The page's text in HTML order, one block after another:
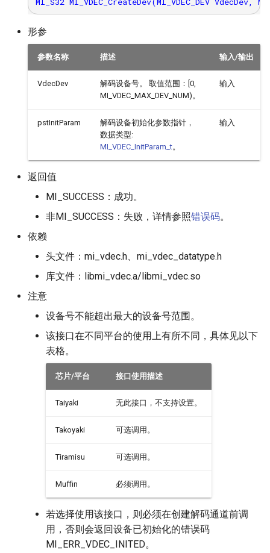
形参
参数名称 描述 输入/输出
VdecDev
解码设备号。 取值范围：[0,
MI_VDEC_MAX_DEV_NUM)。
输入
pstInitParam
解码设备初始化参数指针，
数据类型:
MI_VDEC_InitParam_t。
输入
返回值
MI_SUCCESS：成功。
非MI_SUCCESS：失败，详情参照错误码。
依赖
头文件：mi_vdec.h、mi_vdec_datatype.h
库文件：libmi_vdec.a/libmi_vdec.so
注意
设备号不能超出最大的设备号范围。
该接口在不同平台的使用上有所不同，具体见以下
表格。
芯片/平台 接口使用描述
Taiyaki 无此接口，不支持设置。
Takoyaki 可选调用。
Tiramisu 可选调用。
Muffin 必须调用。
若选择使用该接口，则必须在创建解码通道前调
用，否则会返回设备已初始化的错误码
MI_ERR_VDEC_INITED。